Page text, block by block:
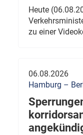
Heute
zu einer
06.08.2026
Hamburg –